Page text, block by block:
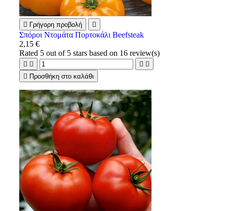
 Γρήγορη προβολή 
Σπόροι Ντομάτα Πορτοκάλι Beefsteak
2,15 €
Rated 5 out of 5 stars based on 16 review(s)
   
 Προσθήκη στο καλάθι